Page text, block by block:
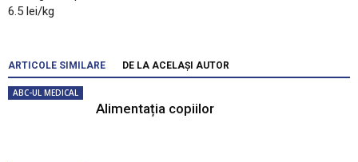
6.5 lei/kg
ARTICOLE SIMILARE DE LA ACELAȘI AUTOR
ABC-UL MEDICAL
Alimentația copiilor